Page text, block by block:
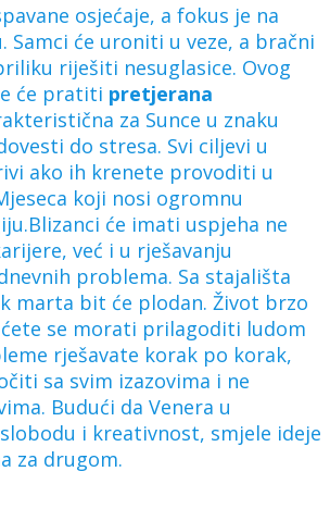
osjećaje, a fokus je na
Samci će uroniti u veze, a bračni
riješiti nesuglasice. Ovog
će pratiti pretjerana
za Sunce u znaku
do stresa. Svi ciljevi u
ako ih krenete provoditi u
koji nosi ogromnu
će imati uspjeha ne
već i u rješavanju
problema. Sa stajališta
marta bit će plodan. Život brzo
se morati prilagoditi ludom
rješavate korak po korak,
sa svim izazovima i ne
Budući da Venera u
i kreativnost, smjele ideje
za drugom.